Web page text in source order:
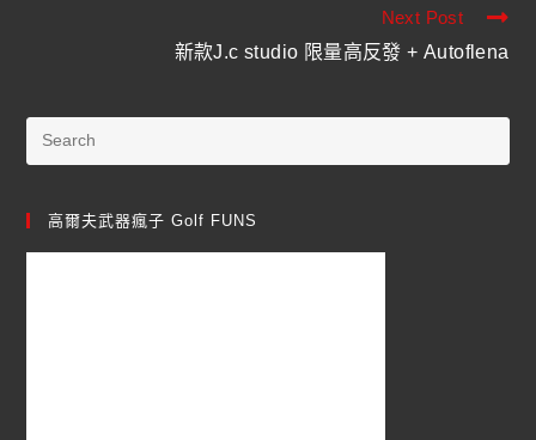
Next Post
新款J.c studio 限量高反發 + Autoflena
高爾夫武器瘋子 Golf FUNS